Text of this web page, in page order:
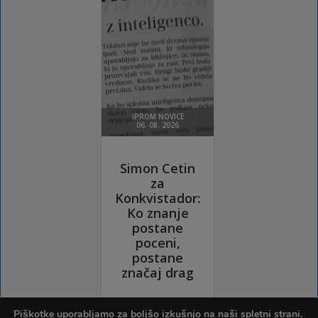
Piškotke uporabljamo za boljšo izkušnjo na naši spletni strani.